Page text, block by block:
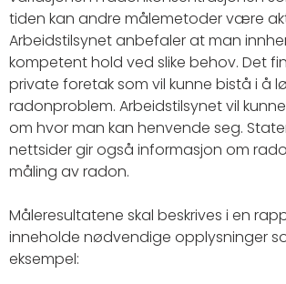
tiden kan andre målemetoder være
Arbeidstilsynet anbefaler at man
kompetent hold ved slike behov. Det
private foretak som vil kunne bistå i å
radonproblem. Arbeidstilsynet vil
om hvor man kan henvende seg.
nettsider gir også informasjon om
måling av radon.
Måleresultatene skal beskrives i en
inneholde nødvendige opplysninger
eksempel: